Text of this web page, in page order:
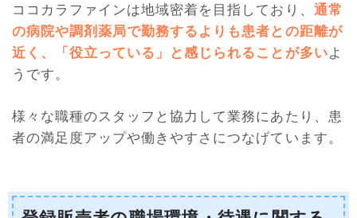
ココカラファインは地域密着を目指しており、 通常
の病院や調剤薬局で勤務するよりも患者との距離が
近く、「役立っている」と感じられることが多いよ
うです。
様々な職種のスタッフと協力して業務にあたり、患
者の満足度アップや働きやすさにつなげています。